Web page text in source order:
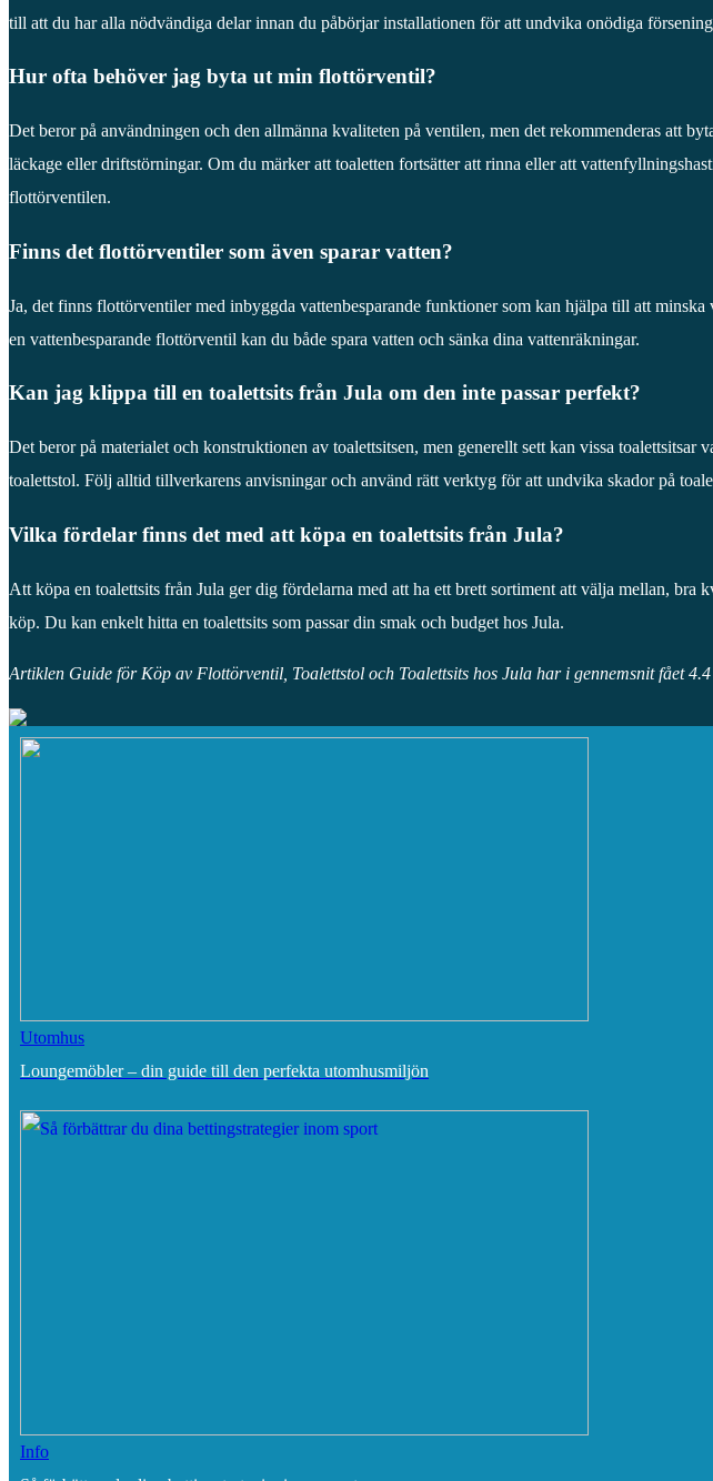
till att du har alla nödvändiga delar innan du påbörjar installationen för att undvika onödiga
Hur ofta behöver jag byta ut min flottörventil?
Det beror på användningen och den allmänna kvaliteten på ventilen, men det rekommenderas att
läckage eller driftstörningar. Om du märker att toaletten fortsätter att rinna eller att
flottörventilen.
Finns det flottörventiler som även sparar vatten?
Ja, det finns flottörventiler med inbyggda vattenbesparande funktioner som kan hjälpa till att
en vattenbesparande flottörventil kan du både spara vatten och sänka dina vattenräkningar.
Kan jag klippa till en toalettsits från Jula om den inte passar perfekt?
Det beror på materialet och konstruktionen av toalettsitsen, men generellt sett kan vissa toalettsitsar
toalettstol. Följ alltid tillverkarens anvisningar och använd rätt verktyg för att undvika skador på
Vilka fördelar finns det med att köpa en toalettsits från Jula?
Att köpa en toalettsits från Jula ger dig fördelarna med att ha ett brett sortiment att välja mellan,
köp. Du kan enkelt hitta en toalettsits som passar din smak och budget hos Jula.
Artiklen Guide för Köp av Flottörventil, Toalettstol och Toalettsits hos Jula har i gennemsnit fået4.4
Utomhus
Loungemöbler – din guide till den perfekta utomhusmiljön
Info